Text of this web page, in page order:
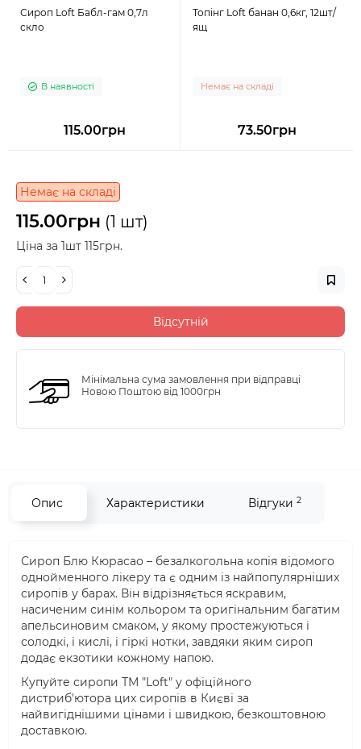
Сироп Loft Бабл-гам 0,7л
скло
В наявності
115.00грн
Топінг Loft банан 0,6кг, 12шт/
ящ
Немає на складі
73.50грн
Немає на складі
115.00грн (1 шт)
Ціна за 1шт 115грн.
Відсутній
Мінімальна сума замовлення при відправці
Новою Поштою від 1000грн
Опис Характеристики Відгуки 2
Сироп Блю Кюрасао – безалкогольна копія відомого
однойменного лікеру та є одним із найпопулярніших
сиропів у барах. Він відрізняється яскравим,
насиченим синім кольором та оригінальним багатим
апельсиновим смаком, у якому простежуються і
солодкі, і кислі, і гіркі нотки, завдяки яким сироп
додає екзотики кожному напою.
Купуйте сиропи ТМ "Loft" у офіційного
дистриб'ютора цих сиропів в Києві за
найвигіднішими цінами і швидкою, безкоштовною
доставкою.